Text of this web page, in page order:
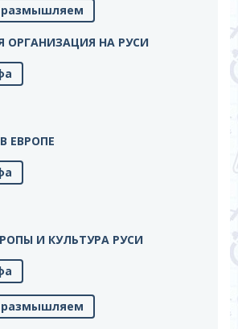
размышляем
ОРГАНИЗАЦИЯ НА РУСИ
ЕВРОПЕ
И КУЛЬТУРА РУСИ
размышляем